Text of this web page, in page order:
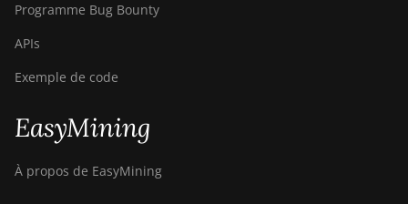
Programme Bug Bounty
APIs
Exemple de code
EasyMining
À propos de EasyMining